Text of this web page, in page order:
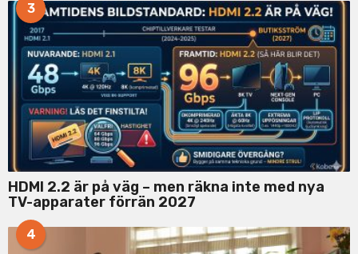
3
HDMI 2.2 är på väg – men räkna inte med nya
TV-apparater förrän 2027
4